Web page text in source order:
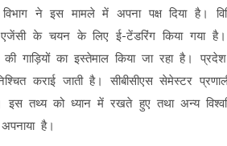
ने इस मामले में अपना पक्ष दिया है।
के चयन के लिए ई-टेंडरिंग किया गया
की गाड़ियों का इस्तेमाल किया जा रहा है।
कराई जाती है। सीबीसीएस सेमेस्टर
तथ्य को ध्यान में रखते हुए तथा अन्य
है।